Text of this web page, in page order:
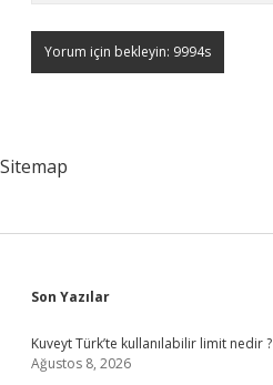
Sitemap
Sidebar
Son Yazılar
Kuveyt Türk’te kullanılabilir limit nedir ?
Ağustos 8, 2026